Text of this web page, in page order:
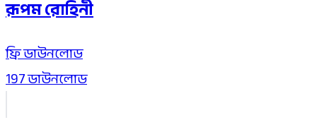
রূপম রোহিনী
ফ্রিডাউনলোড
197 ডাউনলোড